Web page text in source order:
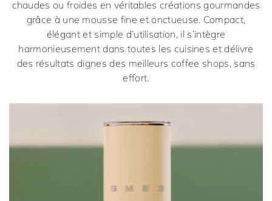
chaudes ou froides en véritables créations gourmandes
grâce à une mousse fine et onctueuse. Compact,
élégant et simple d’utilisation, il s’intègre
harmonieusement dans toutes les cuisines et délivre
des résultats dignes des meilleurs coffee shops, sans
effort.